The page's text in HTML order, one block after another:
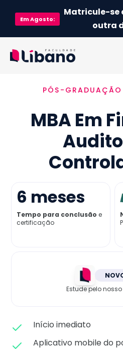
EmAgosto:
Matricule-se
outra
Ementa
Como funciona
Credenciamento MEC
Já sou aluno
PÓS-
MBA Em
6 meses
Tempo para conclusão e
certificação
Estude pelo nosso
Início imediato
Aplicativo mobile do